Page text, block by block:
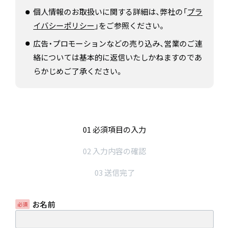
個人情報のお取扱いに関する詳細は、弊社の「プラ
イバシーポリシー 」をご参照ください。
広告・プロモーションなどの売り込み、営業のご連
絡については基本的に返信いたしかねますのであ
らかじめご了承ください。
01 必須項目の入力
02 入力内容の確認
03 送信完了
お名前